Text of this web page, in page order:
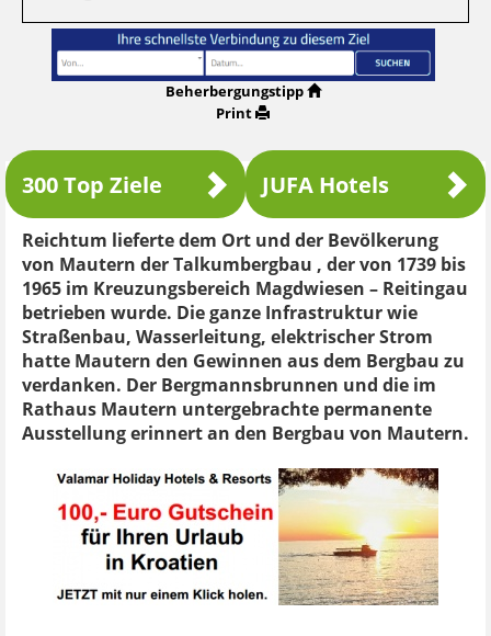
Beherbergungstipp
Print
300 Top Ziele JUFA Hotels
Reichtum lieferte dem Ort und der Bevölkerung
von Mautern der Talkumbergbau , der von 1739 bis
1965 im Kreuzungsbereich Magdwiesen – Reitingau
betrieben wurde. Die ganze Infrastruktur wie
Straßenbau, Wasserleitung, elektrischer Strom
hatte Mautern den Gewinnen aus dem Bergbau zu
verdanken. Der Bergmannsbrunnen und die im
Rathaus Mautern untergebrachte permanente
Ausstellung erinnert an den Bergbau von Mautern.